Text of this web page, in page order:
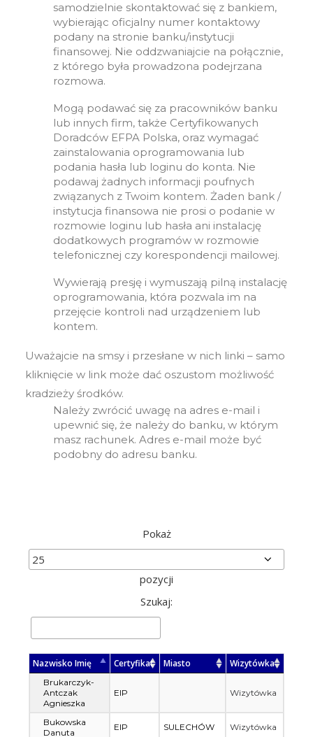
samodzielnie skontaktować się z bankiem,
wybierając oficjalny numer kontaktowy
podany na stronie banku/instytucji
finansowej. Nie oddzwaniajcie na połącznie,
z którego była prowadzona podejrzana
rozmowa.
Mogą podawać się za pracowników banku
lub innych firm, także Certyfikowanych
Doradców EFPA Polska, oraz wymagać
zainstalowania oprogramowania lub
podania hasła lub loginu do konta. Nie
podawaj żadnych informacji poufnych
związanych z Twoim kontem. Żaden bank /
instytucja finansowa nie prosi o podanie w
rozmowie loginu lub hasła ani instalację
dodatkowych programów w rozmowie
telefonicznej czy korespondencji mailowej.
Wywierają presję i wymuszają pilną instalację
oprogramowania, która pozwala im na
przejęcie kontroli nad urządzeniem lub
kontem.
Uważajcie na smsy i przesłane w nich linki – samo
kliknięcie w link może dać oszustom możliwość
kradzieży środków.
Należy zwrócić uwagę na adres e-mail i
upewnić się, że należy do banku, w którym
masz rachunek. Adres e-mail może być
podobny do adresu banku.
Pokaż
pozycji
Szukaj:
Nazwisko Imię Certyfikat Miasto Wizytówka
Brukarczyk-
Antczak
Agnieszka
EIP Wizytówka
Bukowska
Danuta
EIP SULECHÓW Wizytówka